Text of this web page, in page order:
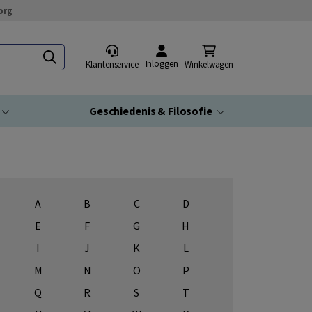
Klantenservice Inloggen Winkelwagen
Geschiedenis & Filosofie
A B C
D
E
F G
H
I
J K
L
M
N O
P
Q
R S
T